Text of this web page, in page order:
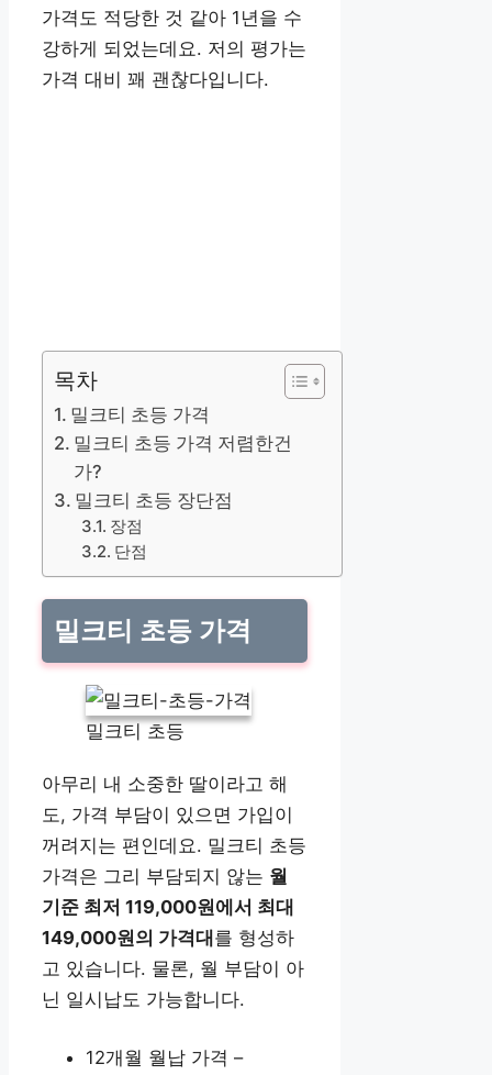
가격도 적당한 것 같아 1년을 수
강하게 되었는데요. 저의 평가는
가격 대비 꽤 괜찮다입니다.
목차
밀크티 초등 가격
밀크티 초등 가격 저렴한건
가?
밀크티 초등 장단점
장점
단점
밀크티 초등 가격
밀크티 초등
아무리 내 소중한 딸이라고 해
도, 가격 부담이 있으면 가입이
꺼려지는 편인데요. 밀크티 초등
가격은 그리 부담되지 않는 월
기준 최저 119,000원에서 최대
149,000원의 가격대를 형성하
고 있습니다. 물론, 월 부담이 아
닌 일시납도 가능합니다.
12개월 월납 가격 –